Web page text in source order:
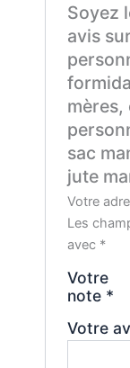
Soyez
avis
mères,
sac
jute
Votre
Les
avec *
Votre
note *
Votre